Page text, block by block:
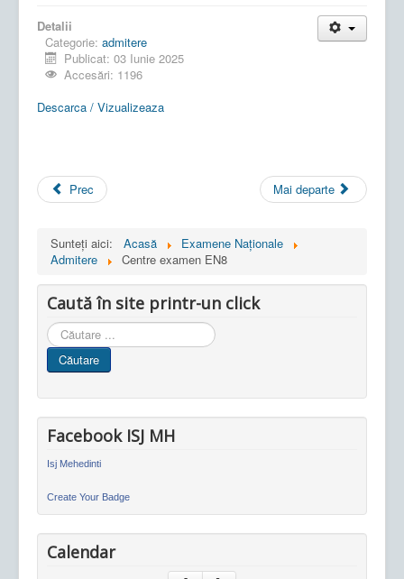
Detalii
Categorie: admitere
Publicat: 03 Iunie 2025
Accesări: 1196
Descarca / Vizualizeaza
Prec Mai departe
Sunteți aici: Acasă
Examene Naționale
Admitere
Centre examen EN8
Caută în site printr-un click
Cauta
in
site
Căutare
Facebook ISJ MH
Isj Mehedinti
Create Your Badge
Calendar